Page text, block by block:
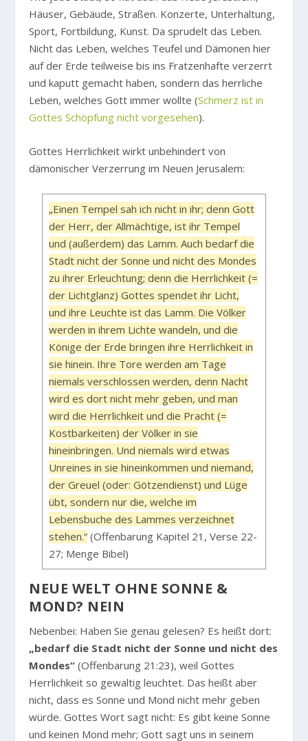
Häuser, Gebäude, Straßen. Konzerte, Unterhaltung,
Sport, Fortbildung, Kunst. Da sprudelt das Leben.
Nicht das Leben, welches Teufel und Dämonen hier
auf der Erde teilweise bis ins Fratzenhafte verzerrt
und kaputt gemacht haben, sondern das herrliche
Leben, welches Gott immer wollte (Schmerz ist in
Gottes Schöpfung nicht vorgesehen).
Gottes Herrlichkeit wirkt unbehindert von
dämonischer Verzerrung im Neuen Jerusalem:
„Einen Tempel sah ich nicht in ihr; denn Gott
der Herr, der Allmächtige, ist ihr Tempel
und (außerdem) das Lamm. Auch bedarf die
Stadt nicht der Sonne und nicht des Mondes
zu ihrer Erleuchtung; denn die Herrlichkeit (=
der Lichtglanz) Gottes spendet ihr Licht,
und ihre Leuchte ist das Lamm. Die Völker
werden in ihrem Lichte wandeln, und die
Könige der Erde bringen ihre Herrlichkeit in
sie hinein. Ihre Tore werden am Tage
niemals verschlossen werden, denn Nacht
wird es dort nicht mehr geben, und man
wird die Herrlichkeit und die Pracht (=
Kostbarkeiten) der Völker in sie
hineinbringen. Und niemals wird etwas
Unreines in sie hineinkommen und niemand,
der Greuel (oder: Götzendienst) und Lüge
übt, sondern nur die, welche im
Lebensbuche des Lammes verzeichnet
stehen.“ (Offenbarung Kapitel 21, Verse 22-
27; Menge Bibel)
NEUE WELT OHNE SONNE &
MOND? NEIN
Nebenbei: Haben Sie genau gelesen? Es heißt dort:
„bedarf die Stadt nicht der Sonne und nicht des
Mondes“ (Offenbarung 21:23), weil Gottes
Herrlichkeit so gewaltig leuchtet. Das heißt aber
nicht, dass es Sonne und Mond nicht mehr geben
würde. Gottes Wort sagt nicht: Es gibt keine Sonne
und keinen Mond mehr; Gott sagt uns in seinem